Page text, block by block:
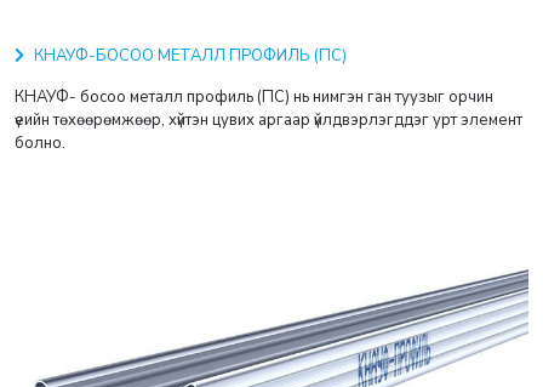
КНАУФ-БОСОО МЕТАЛЛ ПРОФИЛЬ (ПС)
КНАУФ- босоо металл профиль (ПС) нь нимгэн ган туузыг орчин
үеийн төхөөрөмжөөр, хүйтэн цувих аргаар үйлдвэрлэгддэг урт элемент
болно.